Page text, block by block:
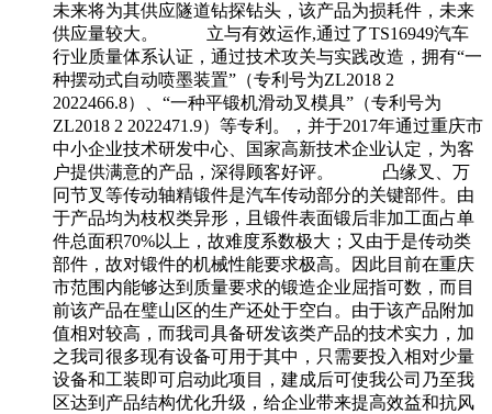
未来将为其供应隧道钻探钻头，该产品为损耗件，未来
供应量较大。 立与有效运作,通过了TS16949汽车
行业质量体系认证，通过技术攻关与实践改造，拥有“一
种摆动式自动喷墨装置”（专利号为ZL2018 2
2022466.8）、“一种平锻机滑动叉模具”（专利号为
ZL2018 2 2022471.9）等专利。，并于2017年通过重庆市
中小企业技术研发中心、国家高新技术企业认定，为客
户提供满意的产品，深得顾客好评。 凸缘叉、万
冋节叉等传动轴精锻件是汽车传动部分的关键部件。由
于产品均为枝权类异形，且锻件表面锻后非加工面占单
件总面积70%以上，故难度系数极大；又由于是传动类
部件，故对锻件的机械性能要求极高。因此目前在重庆
市范围内能够达到质量要求的锻造企业屈指可数，而目
前该产品在璧山区的生产还处于空白。由于该产品附加
值相对较高，而我司具备研发该类产品的技术实力，加
之我司很多现有设备可用于其中，只需要投入相对少量
设备和工装即可启动此项目，建成后可使我公司乃至我
区达到产品结构优化升级，给企业带来提高效益和抗风